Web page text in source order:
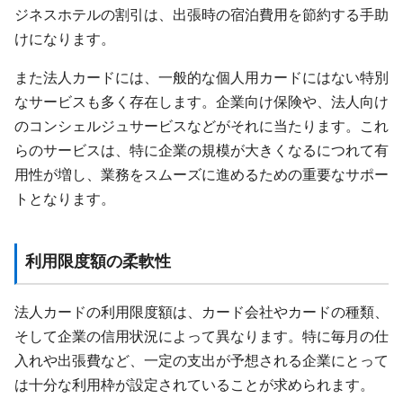
ジネスホテルの割引は、出張時の宿泊費用を節約する手助
けになります。
また法人カードには、一般的な個人用カードにはない特別
なサービスも多く存在します。企業向け保険や、法人向け
のコンシェルジュサービスなどがそれに当たります。これ
らのサービスは、特に企業の規模が大きくなるにつれて有
用性が増し、業務をスムーズに進めるための重要なサポー
トとなります。
利用限度額の柔軟性
法人カードの利用限度額は、カード会社やカードの種類、
そして企業の信用状況によって異なります。特に毎月の仕
入れや出張費など、一定の支出が予想される企業にとって
は十分な利用枠が設定されていることが求められます。